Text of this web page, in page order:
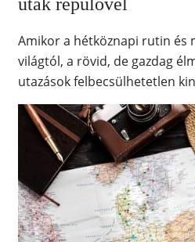
Amikor a hétköznapi rutin és
világtól, a rövid, de gazdag
utazások felbecsülhetetlen